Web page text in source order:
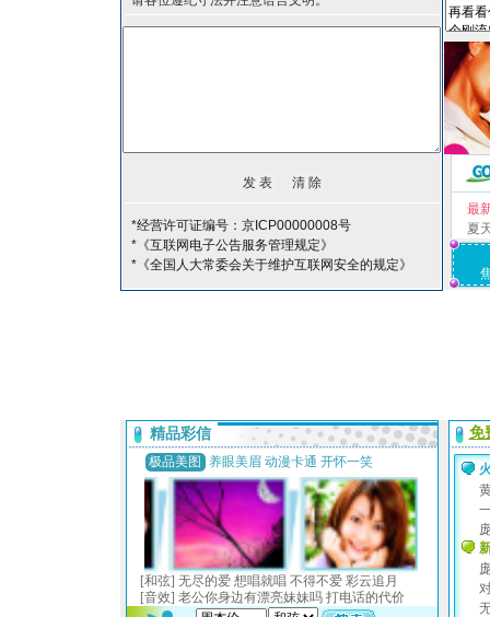
*经营许可证编号：京ICP00000008号
*《互联网电子公告服务管理规定》
*《全国人大常委会关于维护互联网安全的规定》
最
夏